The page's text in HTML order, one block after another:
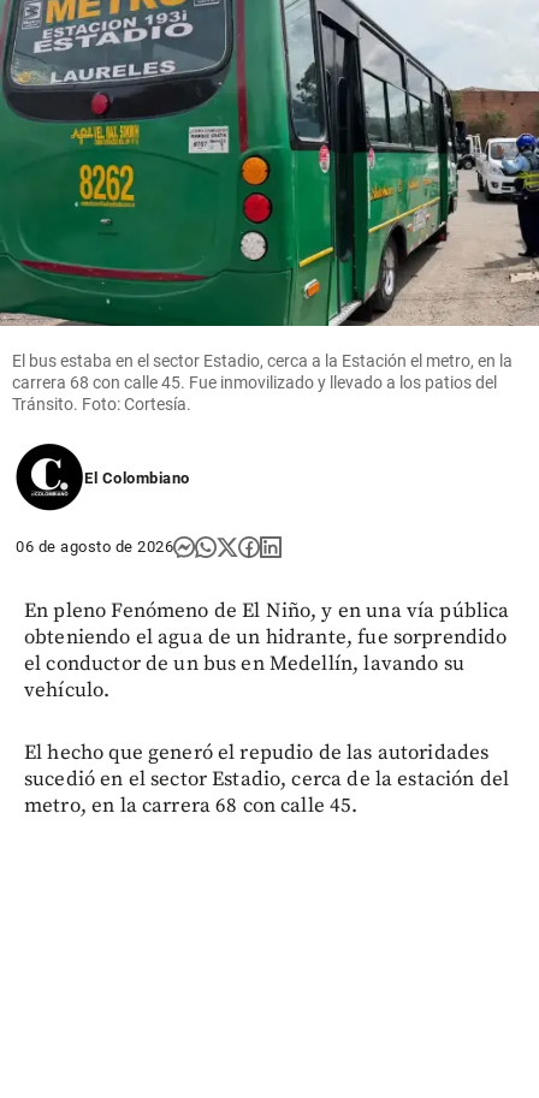
El bus estaba en el sector Estadio, cerca a la Estación el metro, en la
carrera 68 con calle 45. Fue inmovilizado y llevado a los patios del
Tránsito. Foto: Cortesía.
El Colombiano
06 de agosto de 2026
En pleno Fenómeno de El Niño, y en una vía pública
obteniendo el agua de un hidrante, fue sorprendido
el conductor de un bus en Medellín, lavando su
vehículo.
El hecho que generó el repudio de las autoridades
sucedió en el sector Estadio, cerca de la estación del
metro, en la carrera 68 con calle 45.